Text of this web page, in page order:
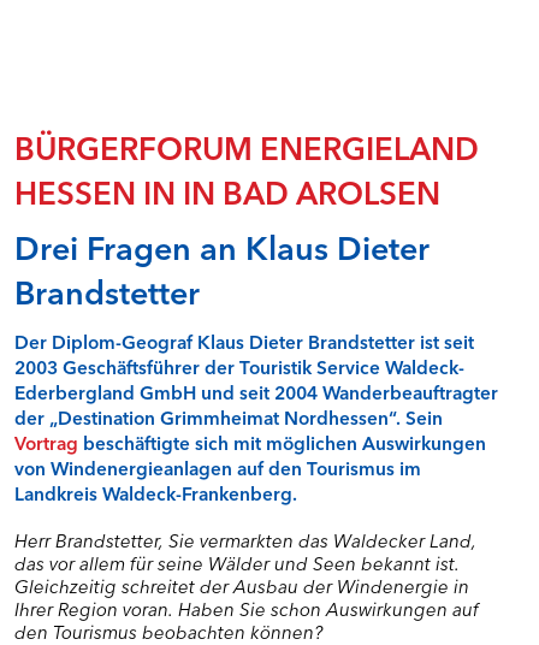
Speicher in der Energiewende II - Faktencheck
Stabilität durch Flexibilität - Faktencheck
Überwachung von Windenergieanlagen in Hessen
Wasserkraft - Faktencheck
Windenergie und Landschaftsbild - Faktencheck
Windenergieflächen steuern
Windenergie und Tourismus - Faktencheck
Drei Fragen an Klaus Dieter Brandstetter
Drei Fragen an Jan Lembach
Drei Fragen an Prof. Dr. Heinz-Dieter Quack
Qualitätssicherung Gutachten - Fachdialog
Faktencheck Wärmewende
Steuerlicher Querverbund bei hessischen Kommunen -
BÜRGERFOREN IN NORDHESSEN (RP KASSEL)
Alheim
BÜRGERFORUM ENERGIELAND
HESSEN IN IN BAD AROLSEN
Drei Fragen an Klaus Dieter
Brandstetter
Der Diplom-Geograf Klaus Dieter Brandstetter ist seit
2003 Geschäftsführer der Touristik Service Waldeck-
Ederbergland GmbH und seit 2004 Wanderbeauftragter
der „Destination Grimmheimat Nordhessen“. Sein
Vortrag beschäftigte sich mit möglichen Auswirkungen
von Windenergieanlagen auf den Tourismus im
Landkreis Waldeck-Frankenberg.
Herr Brandstetter, Sie vermarkten das Waldecker Land,
das vor allem für seine Wälder und Seen bekannt ist.
Gleichzeitig schreitet der Ausbau der Windenergie in
Ihrer Region voran. Haben Sie schon Auswirkungen auf
den Tourismus beobachten können?